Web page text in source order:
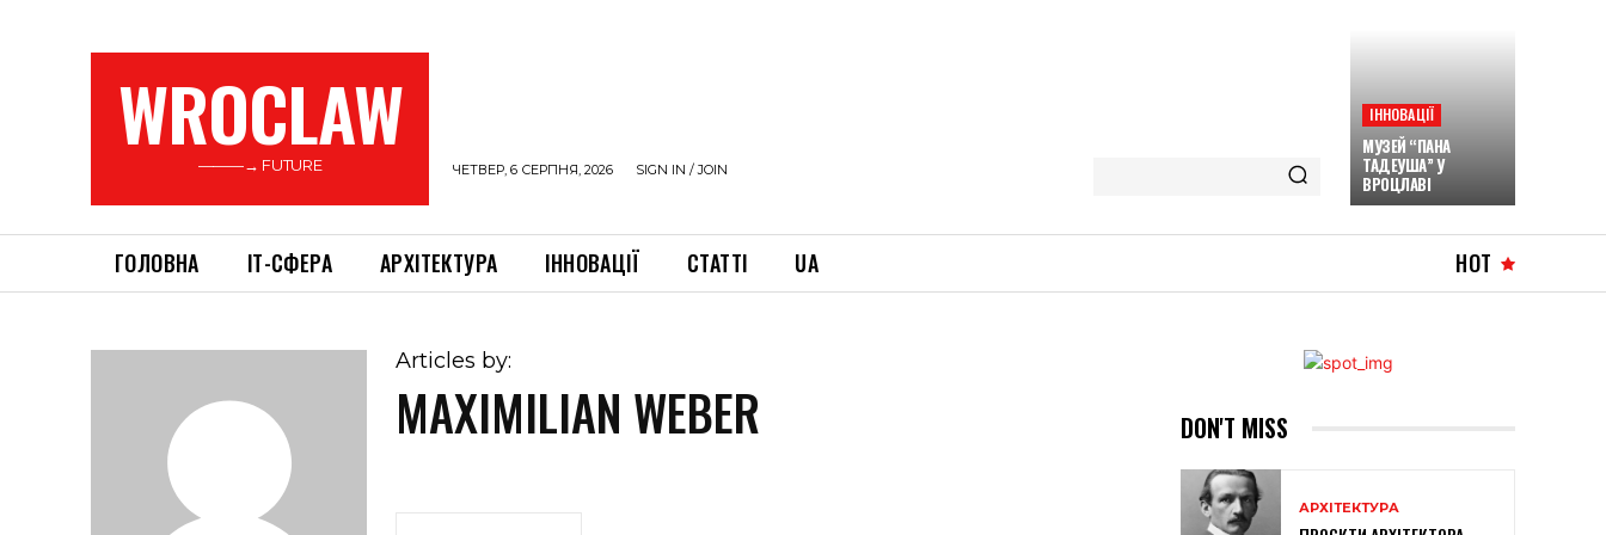
WROCLAW
———→ FUTURE ЧЕТВЕР, 6 СЕРПНЯ, 2026 SIGN IN / JOIN
ІННОВАЦІЇ
МУЗЕЙ “ПАНА
ТАДЕУША” У
ВРОЦЛАВІ
ГОЛОВНА ІТ-СФЕРА АРХІТЕКТУРА ІННОВАЦІЇ СТАТТІ UA HOT
Articles by:
MAXIMILIAN WEBER DON'T MISS
АРХІТЕКТУРА